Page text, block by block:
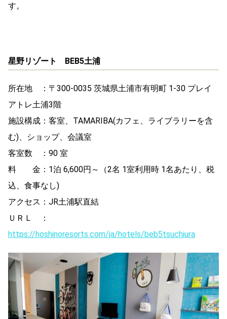
す。
星野リゾート BEB5土浦
所在地 ：〒300-0035 茨城県土浦市有明町 1-30 プレイ
アトレ土浦3階
施設構成：客室、TAMARIBA(カフェ、ライブラリーを含
む)、ショップ、会議室
客室数 ：90 室
料 金：1泊 6,600円～（2名 1室利用時 1名あたり、税
込、食事なし)
アクセス：JR土浦駅直結
ＵＲＬ ：
https://hoshinoresorts.com/ja/hotels/beb5tsuchiura